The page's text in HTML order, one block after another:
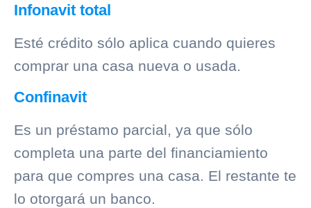
Infonavit total
Esté crédito sólo aplica cuando quieres
comprar una casa nueva o usada.
Confinavit
Es un préstamo parcial, ya que sólo
completa una parte del financiamiento
para que compres una casa. El restante te
lo otorgará un banco.